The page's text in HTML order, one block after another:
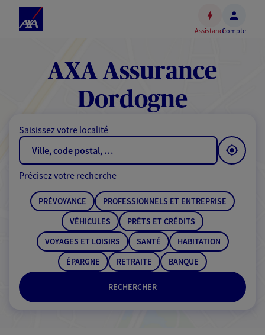
Accéder
contenu
principal
Accéder
au
de
AssistanceCompte
AXA Assurance
Dordogne
Saisissez votre localité
RECHERCHER
Précisez votre recherche
PRÉVOYANCE
PROFESSIONNELS ET ENTREPRISE
VÉHICULES
PRÊTS ET CRÉDITS
VOYAGES ET LOISIRS
SANTÉ
HABITATION
ÉPARGNE
RETRAITE BANQUE